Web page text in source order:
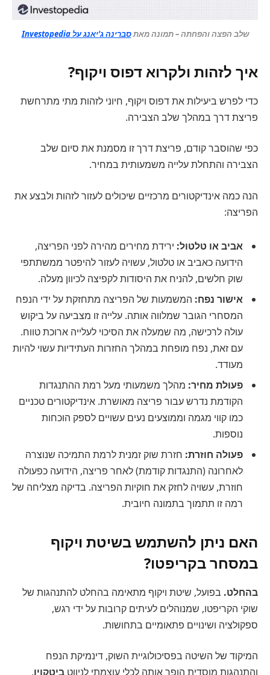
שלב הפצה והפחתה – תמונה מאתסברינה ג'יאנג על Investopedia
איך לזהות ולקרוא דפוס ויקוף?
כדי לפרש ביעילות את דפוס ויקוף, חיוני לזהות מתי מתרחשת
פריצת דרך במהלך שלב הצבירה.
כפי שהוסבר קודם, פריצת דרך זו מסמנת את סיום שלב
הצבירה והתחלת עלייה משמעותית במחיר.
הנה כמה אינדיקטורים מרכזיים שיכולים לעזור לזהות ולבצע את
הפריצה:
אביב או טלטול: ירידת מחירים מהירה לפני הפריצה,
הידועה כאביב או טלטול, עשויה לעזור להיפטר ממשתתפי
שוק חלשים, להניח את היסודות לקפיצה לכיוון מעלה.
אישור נפח: המשמעות של הפריצה מתחזקת על ידי הנפח
המסחרי הגובר שמלווה אותה. עלייה זו מצביעה על ביקוש
עולה לרכישה, מה שמעלה את הסיכוי לעלייה ארוכת טווח.
עם זאת, נפח מופחת במהלך החזרות העתידיות עשוי להיות
מעודד.
פעולת מחיר: מהלך משמעותי מעל רמת ההתנגדות
הקודמת נדרש עבור פריצה מאושרת. אינדיקטורים טכניים
כמו קווי מגמה וממוצעים נעים עשויים לספק הוכחות
נוספות.
פעולה חוזרת: חזרת שוק זמנית לרמת התמיכה שנוצרה
לאחרונה (התנגדות קודמת) לאחר פריצה, הידועה כפעולה
חוזרת, עשויה לחזק את חוקיות הפריצה. בדיקה מצליחה של
רמה זו תתמוך בתמונה חיובית.
האם ניתן להשתמש בשיטת ויקוף
במסחר בקריפטו?
בהחלט. בפועל, שיטת ויקוף מתאימה בהחלט להתנהגות של
שוקי הקריפטו, שמנוהלים לעיתים קרובות על ידי רגש,
ספקולציה ושינויים פתאומיים בתחושות.
המיקוד של השיטה בפסיכולוגיית השוק, דינמיקת הנפח
והתנהגות מוסדית הופך אותה לכלי עוצמתי לניווט ביטקוין,